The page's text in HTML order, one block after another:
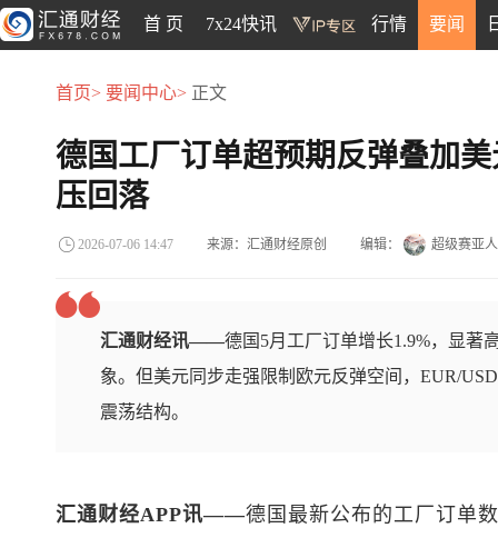
首 页 7x24快讯 行情 要闻
首页> 要闻中心> 正文
德国工厂订单超预期反弹叠加
压回落
2026-07-06 14:47 来源：汇通财经原创 编辑： 超级赛亚人
汇通财经讯——德国5月工厂订单增长1.9%，显著
象。但美元同步走强限制欧元反弹空间，EUR/
震荡结构。
汇通财经APP讯——德国最新公布的工厂订单